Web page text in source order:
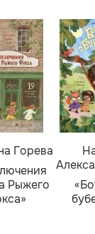
Горева
Рыжего